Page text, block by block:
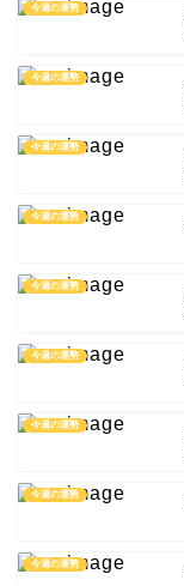
今週の運勢
今週の運勢
今週の運勢
今週の運勢
今週の運勢
今週の運勢
今週の運勢
今週の運勢
今週の運勢